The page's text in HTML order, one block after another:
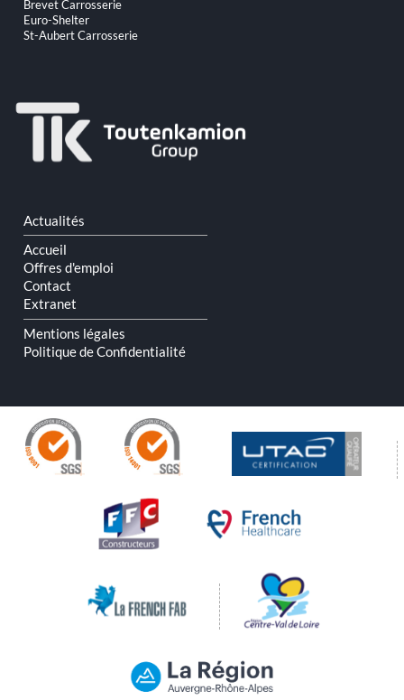
contenu
Brevet Carrosserie
Euro-Shelter
St-Aubert Carrosserie
Aller
au
contenu
Actualités
Accueil
Offres d'emploi
Contact
Extranet
Mentions légales
Politique de Confidentialité